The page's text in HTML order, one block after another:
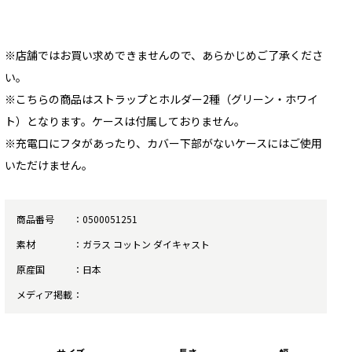
※店舗ではお買い求めできませんので、あらかじめご了承くださ
い。
※こちらの商品はストラップとホルダー2種（グリーン・ホワイ
ト）となります。ケースは付属しておりません。
※充電口にフタがあったり、カバー下部がないケースにはご使用
いただけません。
商品番号
0500051251
素材
ガラス コットン ダイキャスト
原産国
日本
メディア掲載